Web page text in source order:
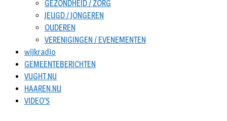
GEZONDHEID / ZORG
JEUGD / JONGEREN
OUDEREN
VERENIGINGEN / EVENEMENTEN
wijkradio
GEMEENTEBERICHTEN
VUGHT.NU
HAAREN.NU
VIDEO’S